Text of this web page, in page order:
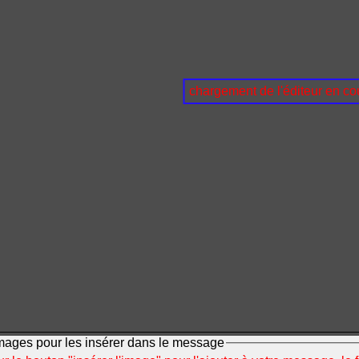
chargement de l'éditeur en
pour les insérer dans le message